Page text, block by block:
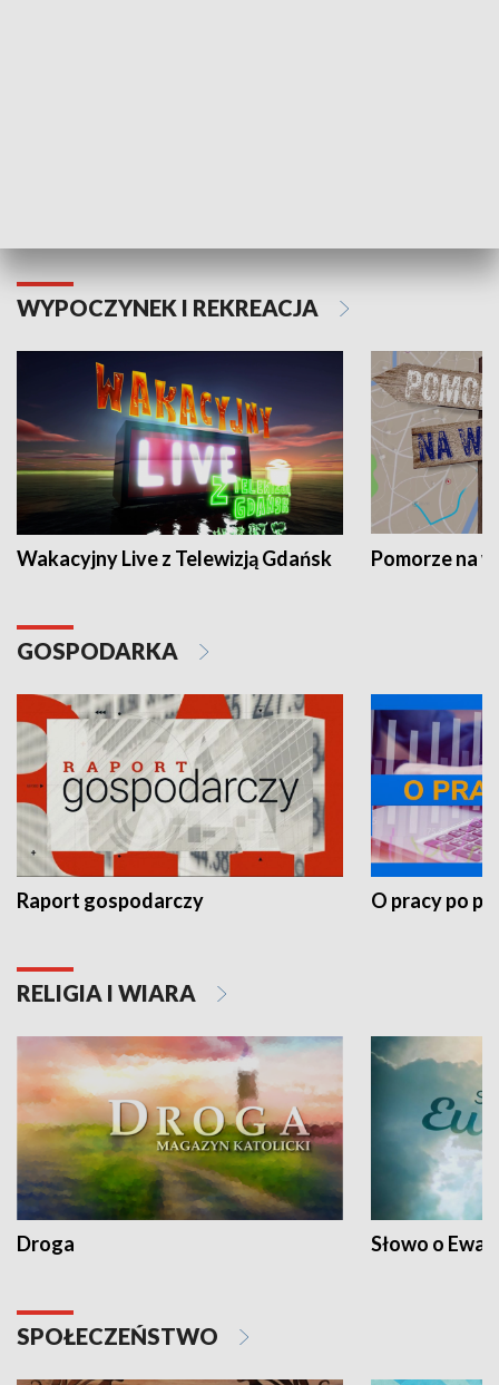
WYPOCZYNEK I REKREACJA
Wakacyjny Live z Telewizją Gdańsk Pomorze na
GOSPODARKA
Raport gospodarczy O pracy po
RELIGIA I WIARA
Droga Słowo o
SPOŁECZEŃSTWO